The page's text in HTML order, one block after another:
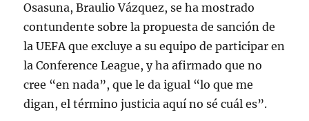
Osasuna, Braulio Vázquez, se ha mostrado
contundente sobre la propuesta de sanción de
la UEFA que excluye a su equipo de participar en
la Conference League, y ha afirmado que no
cree “en nada”, que le da igual “lo que me
digan, el término justicia aquí no sé cuál es”.